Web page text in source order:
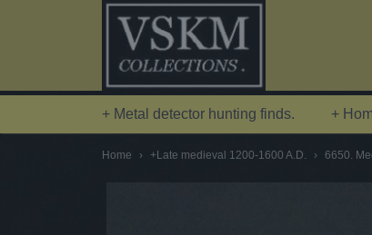
+ Metal detector hunting finds. +
Home › +Late medieval 1200-1600 A.D. › 6650.